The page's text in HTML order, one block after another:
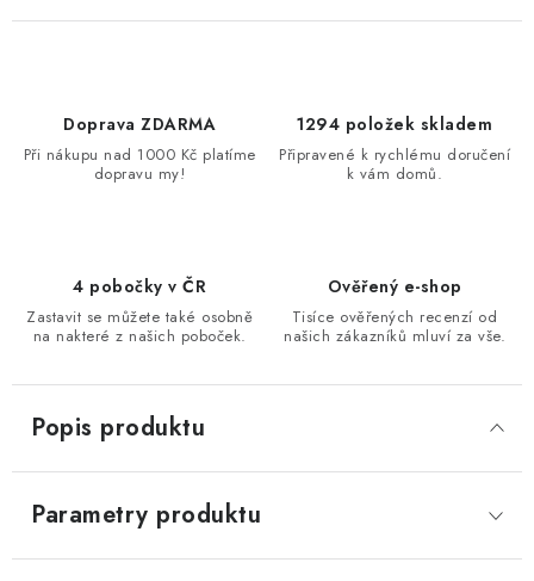
Doprava ZDARMA
Při nákupu nad 1000 Kč platíme
dopravu my!
1294 položek skladem
Připravené k rychlému doručení
k vám domů.
4 pobočky v ČR
Zastavit se můžete také osobně
na nakteré z našich poboček.
Ověřený e-shop
Tisíce ověřených recenzí od
našich zákazníků mluví za vše.
Popis produktu
Parametry produktu